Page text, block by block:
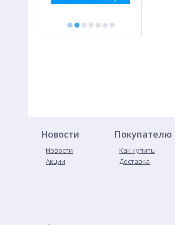
Новости
Новости
Акции
Покупателю
Как купить
Доставка